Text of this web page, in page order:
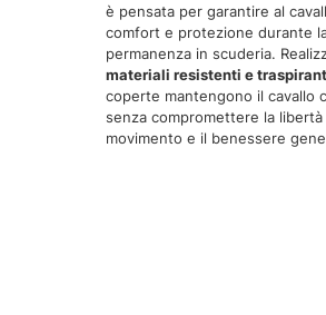
è pensata per garantire al
comfort e protezione durante
permanenza in scuderia.
materiali resistenti e
coperte mantengono il cavallo
senza compromettere la libertà
movimento e il benessere